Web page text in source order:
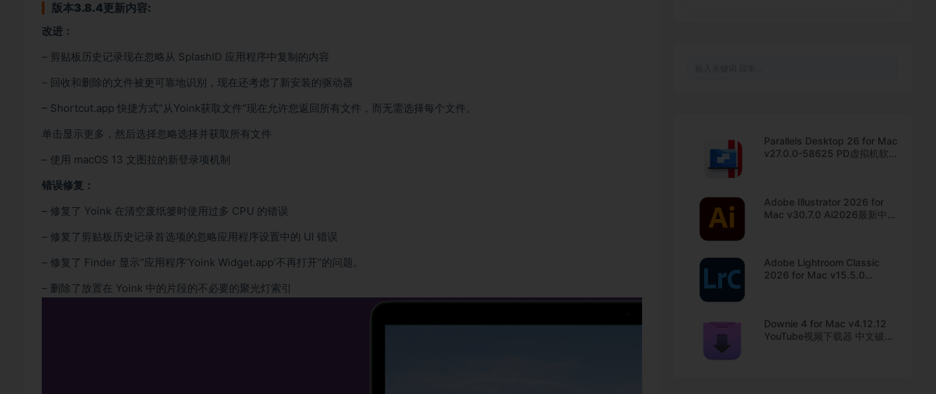
版本3.8.4更新内容:
改进：
– 剪贴板历史记录现在忽略从 SplashID 应用程序中复制的内容
– 回收和删除的文件被更可靠地识别，现在还考虑了新安装的驱动器
– Shortcut.app 快捷方式“从Yoink获取文件”现在允许您返回所有文件，而无需选择每个文件。
单击显示更多，然后选择忽略选择并获取所有文件
– 使用 macOS 13 文图拉的新登录项机制
错误修复：
– 修复了 Yoink 在清空废纸篓时使用过多 CPU 的错误
– 修复了剪贴板历史记录首选项的忽略应用程序设置中的 UI 错误
– 修复了 Finder 显示“应用程序’Yoink Widget.app’不再打开”的问题。
– 删除了放置在 Yoink 中的片段的不必要的聚光灯索引
Parallels Desktop 26 for Mac
v27.0.0-58625 PD虚拟机软
Adobe Illustrator 2026 for
Mac v30.7.0 Ai2026最新中文
Adobe Lightroom Classic
2026 for Mac v15.5.0
Downie 4 for Mac v4.12.12
YouTube视频下载器 中文破解